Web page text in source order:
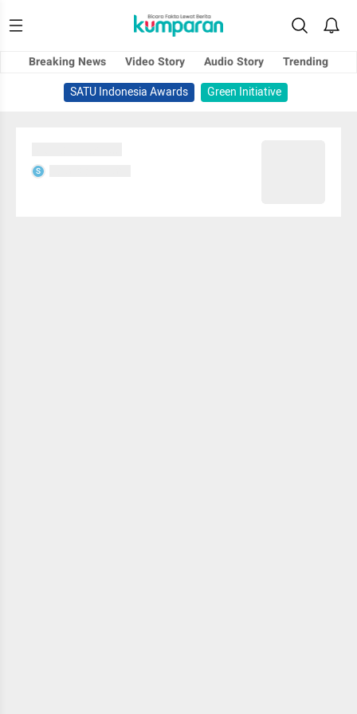
Breaking News Video Story Audio Story
Trending
SATU Indonesia Awards
Green Initiative
S